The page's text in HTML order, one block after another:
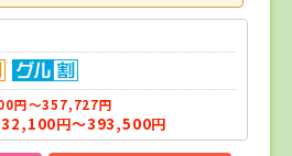
円～357,727円
円～393,500円